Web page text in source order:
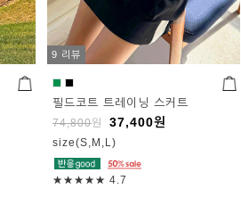
9 리뷰
필드코트 트레이닝 스커트
74,800원 37,400원
size(S,M,L)
★★★★★ 4.7